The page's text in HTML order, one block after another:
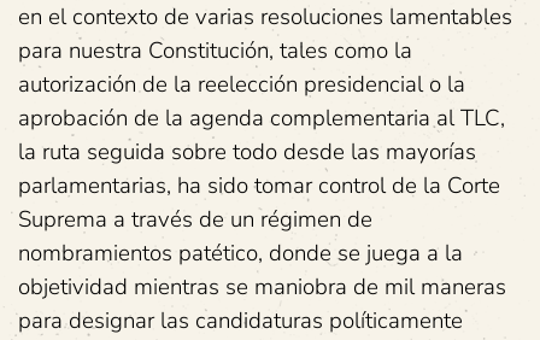
en el contexto de varias resoluciones lamentables
para nuestra Constitución, tales como la
autorización de la reelección presidencial o la
aprobación de la agenda complementaria al TLC,
la ruta seguida sobre todo desde las mayorías
parlamentarias, ha sido tomar control de la Corte
Suprema a través de un régimen de
nombramientos patético, donde se juega a la
objetividad mientras se maniobra de mil maneras
para designar las candidaturas políticamente